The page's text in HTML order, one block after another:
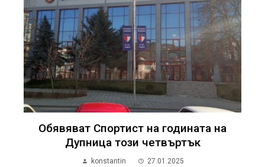
Обявяват Спортист на годината на
Дупница този четвъртък
konstantin 27.01.2025